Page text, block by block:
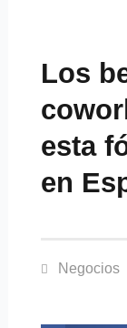
Los
esta
en
Negocios